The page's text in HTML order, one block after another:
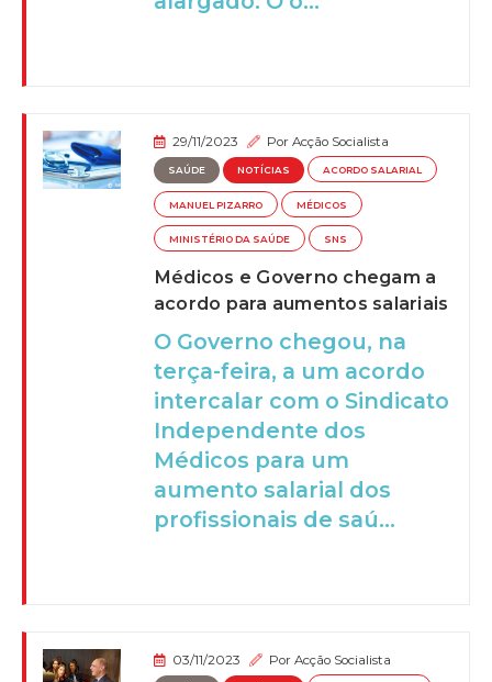
29/11/2023 PorAcção Socialista
SAÚDE NOTÍCIAS ACORDO SALARIAL
MANUEL PIZARRO MÉDICOS
MINISTÉRIO DA SAÚDE SNS
Médicos e Governo chegam a
acordo para aumentos salariais
O Governo chegou, na
terça-feira, a um acordo
intercalar com o Sindicato
Independente dos
Médicos para um
aumento salarial dos
profissionais de saú...
03/11/2023 PorAcção Socialista